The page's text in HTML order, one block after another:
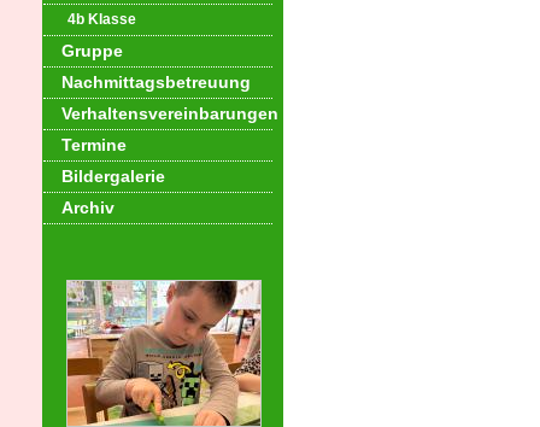
4b Klasse
Gruppe
Nachmittagsbetreuung
Verhaltensvereinbarungen
Termine
Bildergalerie
Archiv